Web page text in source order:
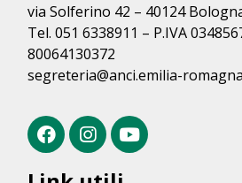
via Solferino 42 – 40124
Tel. 051 6338911 – P.IVA
80064130372
segreteria@anci.emilia-